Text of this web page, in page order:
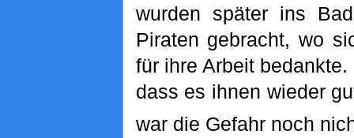
wurden später ins
Piraten gebracht, wo
für ihre Arbeit bedankte.
dass es ihnen wieder
war die Gefahr noch